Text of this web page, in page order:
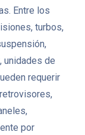
Entre los
turbos,
unidades de
requerir
por